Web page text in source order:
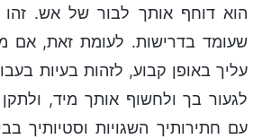
הוא דוחף אותך לבור של אש. זהו
שעומד בדרישות. לעומת זאת, אם
עליך באופן קבוע, לזהות בעיות
לגעור בך ולחשוף אותך מיד, ולתקן
עם חתירותיך השגויות וסטיותיך